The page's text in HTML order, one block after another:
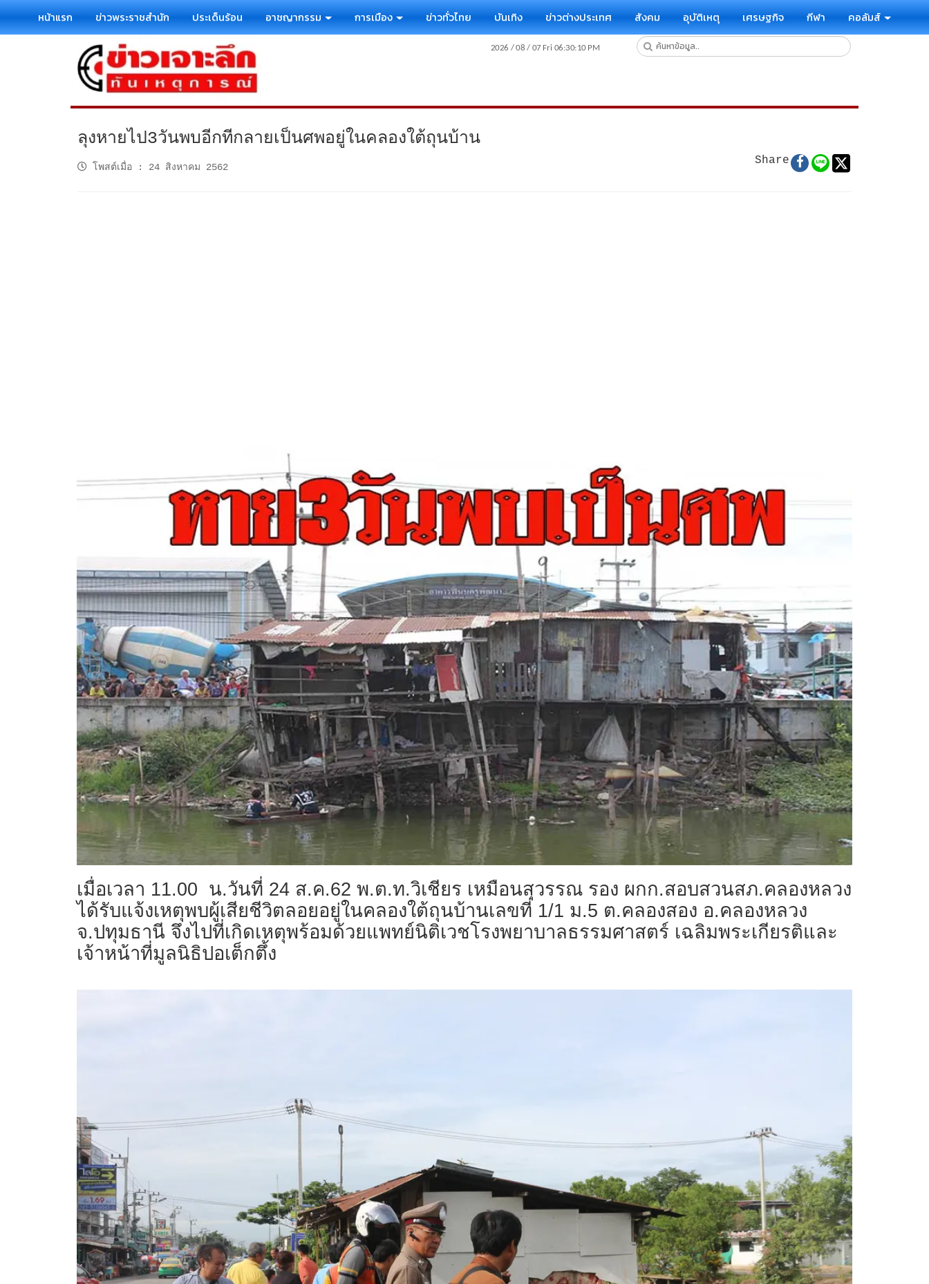
หน้าแรก ข่าวพระราชสำนัก ประเด็นร้อน อาชญากรรม การเมือง ข่าวทั่วไทย บันเทิง ข่าวต่างประเทศ สังคม อุบัติเหตุ เศรษฐกิจ กีฬา คอลัมส์
ลุงหายไป3วันพบอีกทีกลายเป็นศพอยู่ในคลองใต้ถุนบ้าน
โพสต์เมื่อ : 24 สิงหาคม 2562
Share
เมื่อเวลา 11.00 น.วันที่ 24 ส.ค.62 พ.ต.ท.วิเชียร เหมือนสุวรรณ รอง ผกก.สอบสวนสภ.คลองหลวง
ได้รับแจ้งเหตุพบผู้เสียชีวิตลอยอยู่ในคลองใต้ถุนบ้านเลขที่ 1/1 ม.5 ต.คลองสอง อ.คลองหลวง
จ.ปทุมธานี จึงไปที่เกิดเหตุพร้อมด้วยแพทย์นิติเวชโรงพยาบาลธรรมศาสตร์ เฉลิมพระเกียรติและ
เจ้าหน้าที่มูลนิธิปอเต็กตึ้ง